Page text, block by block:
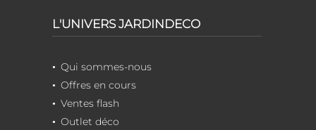
L'UNIVERS JARDINDECO
Qui sommes-nous
Offres en cours
Ventes flash
Outlet déco